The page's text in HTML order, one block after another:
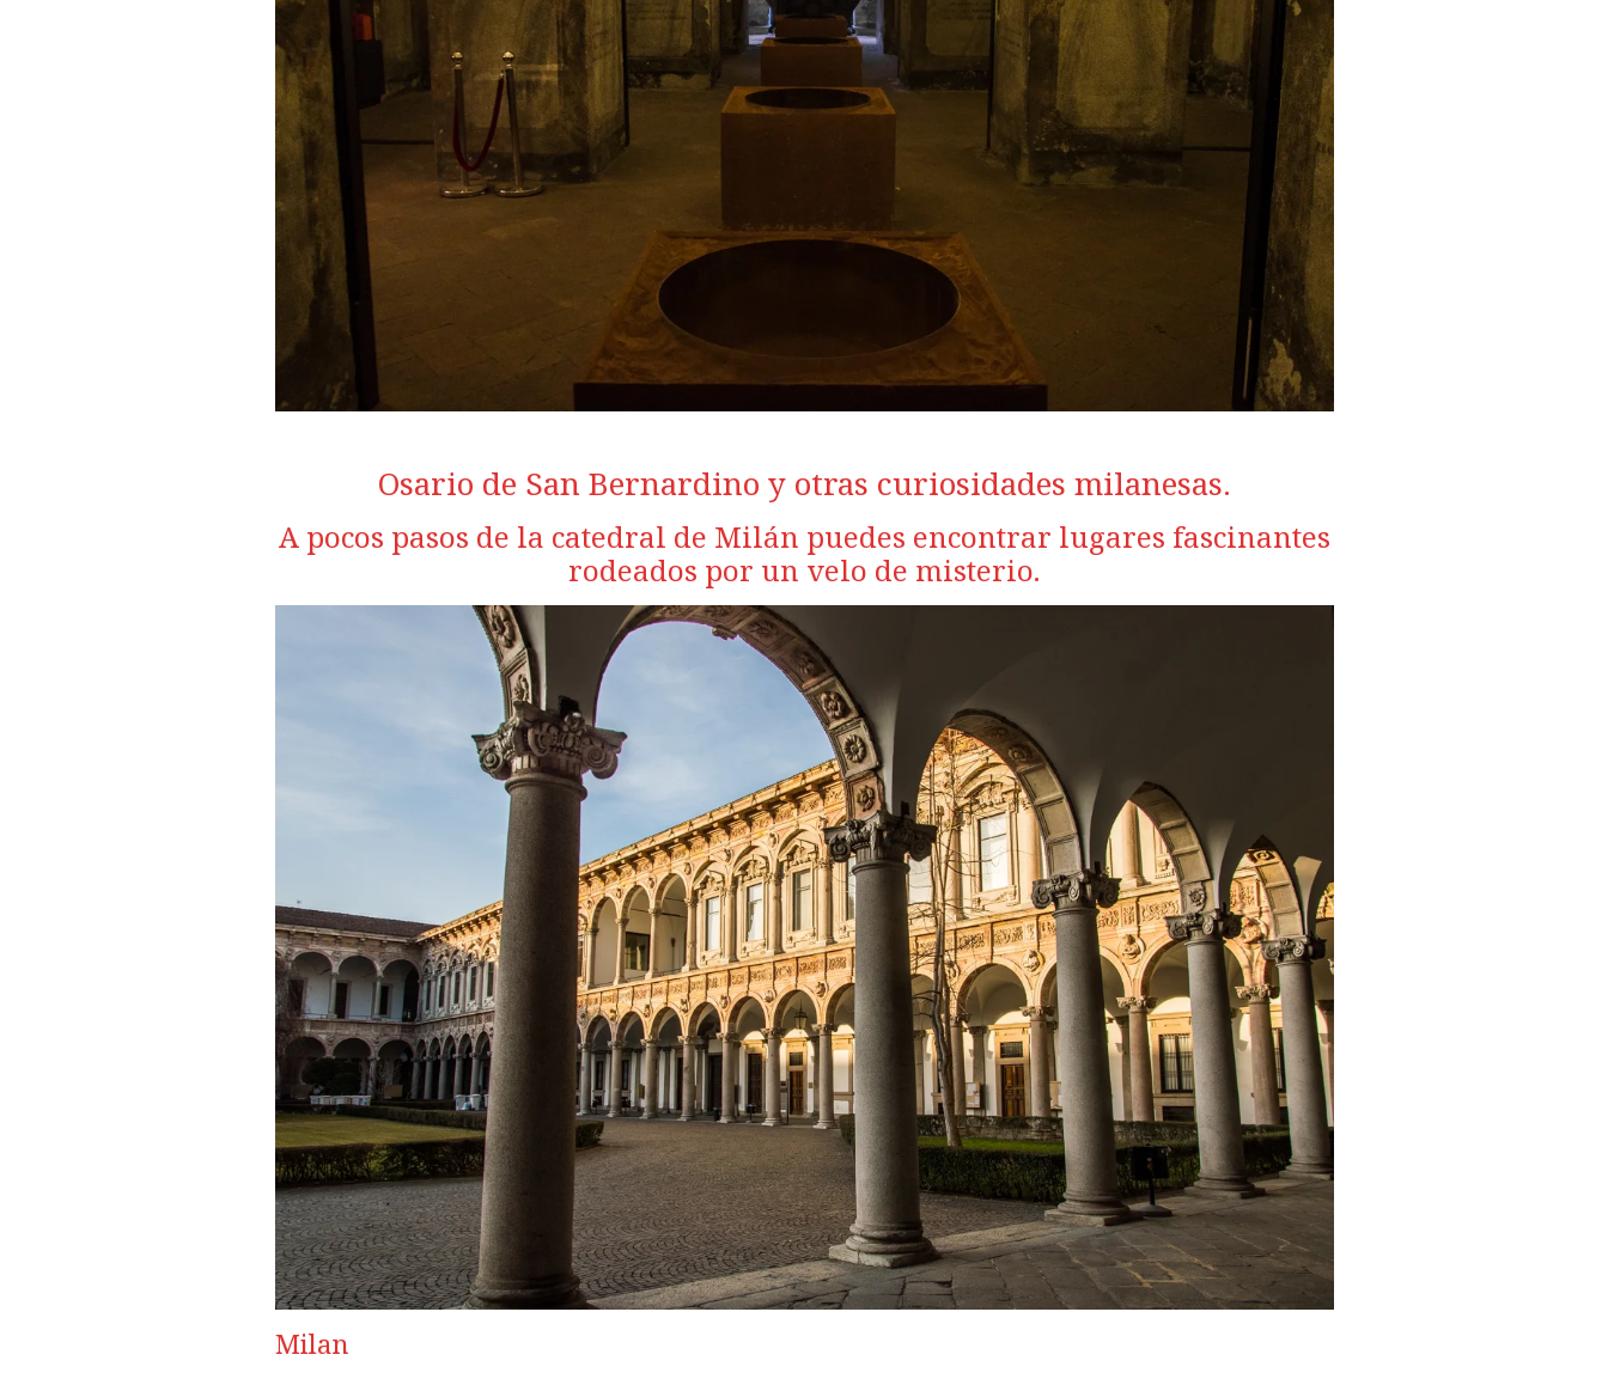
Osario de San Bernardino y otras curiosidades milanesas.
A pocos pasos de la catedral de Milán puedes encontrar lugares fascinantes
rodeados por un velo de misterio.
Milan